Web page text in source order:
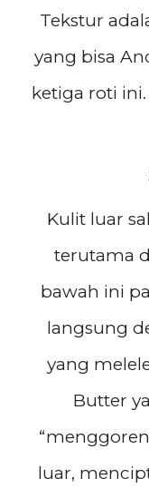
Tekstur
yang bisa
ketiga roti
Kulit luar
terutama
bawah ini
langsung
yang
Butter
luar,